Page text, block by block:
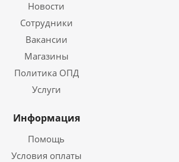
Новости
Сотрудники
Вакансии
Магазины
Политика ОПД
Услуги
Информация
Помощь
Условия оплаты